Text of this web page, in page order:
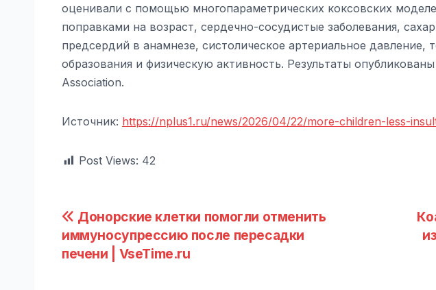
оценивали с помощью многопараметрических коксовских
поправками на возраст, сердечно-сосудистые заболевания,
предсердий в анамнезе, систолическое артериальное давление,
образования и физическую активность. Результаты
Association.
Источник: https://nplus1.ru/news/2026/04/22/more-children-less-
Post Views: 42
Навигация
по
Донорские клетки помогли отменить
иммуносупрессию после пересадки
печени | VseTime.ru